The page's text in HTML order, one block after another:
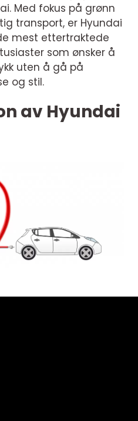
Med fokus på grønn
transport, er Hyundai
mest ettertraktede
som ønsker å
uten å gå på
og stil.
av Hyundai